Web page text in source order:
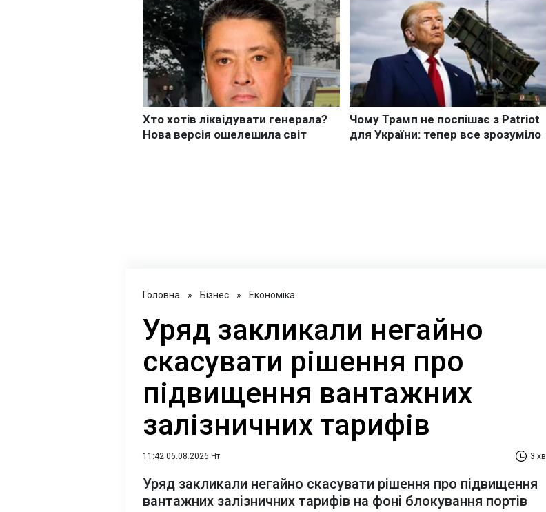
Головна » Бізнес » Економіка
Уряд закликали негайно
скасувати рішення про
підвищення вантажних
залізничних тарифів
11:42 06.08.2026 Чт 3 хв
Уряд закликали негайно скасувати рішення про підвищення
вантажних залізничних тарифів на фоні блокування портів